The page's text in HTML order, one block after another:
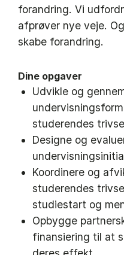
forandring. Vi
afprøver nye veje.
skabe forandring.
Dine opgaver
Udvikle og
studerendes
Designe og
Koordinere og
studerendes
studiestart og
Opbygge
finansiering til at